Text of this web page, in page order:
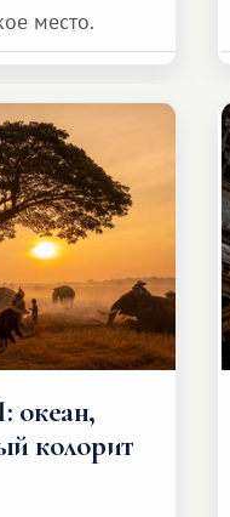
место.
океан,
колорит